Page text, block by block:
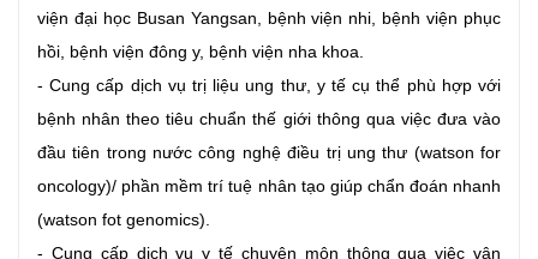
viện đại học Busan Yangsan, bệnh viện nhi, bệnh viện phục
hồi, bệnh viện đông y, bệnh viện nha khoa.
- Cung cấp dịch vụ trị liệu ung thư, y tế cụ thể phù hợp với
bệnh nhân theo tiêu chuẩn thế giới thông qua việc đưa vào
đầu tiên trong nước công nghệ điều trị ung thư (watson for
oncology)/ phần mềm trí tuệ nhân tạo giúp chẩn đoán nhanh
(watson fot genomics).
- Cung cấp dịch vụ y tế chuyên môn thông qua việc vận